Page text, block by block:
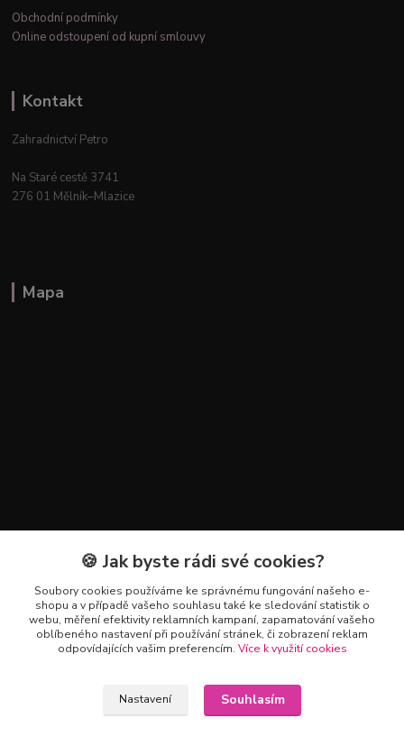
Obchodní podmínky
Online odstoupení od kupní smlouvy
Kontakt
Zahradnictví Petro
Na Staré cestě 3741
276 01 Mělník–Mlazice
Mapa
Kontakty
+420 602 223 614
info@zahradnictvipetro.cz
🍪 Jak byste rádi své cookies?
Soubory cookies používáme ke správnému fungování našeho e-
shopu a v případě vašeho souhlasu také ke sledování statistik o
webu, měření efektivity reklamních kampaní, zapamatování vašeho
oblíbeného nastavení při používání stránek, či zobrazení reklam
odpovídajících vašim preferencím. Více k využití cookies
Nastavení Souhlasím